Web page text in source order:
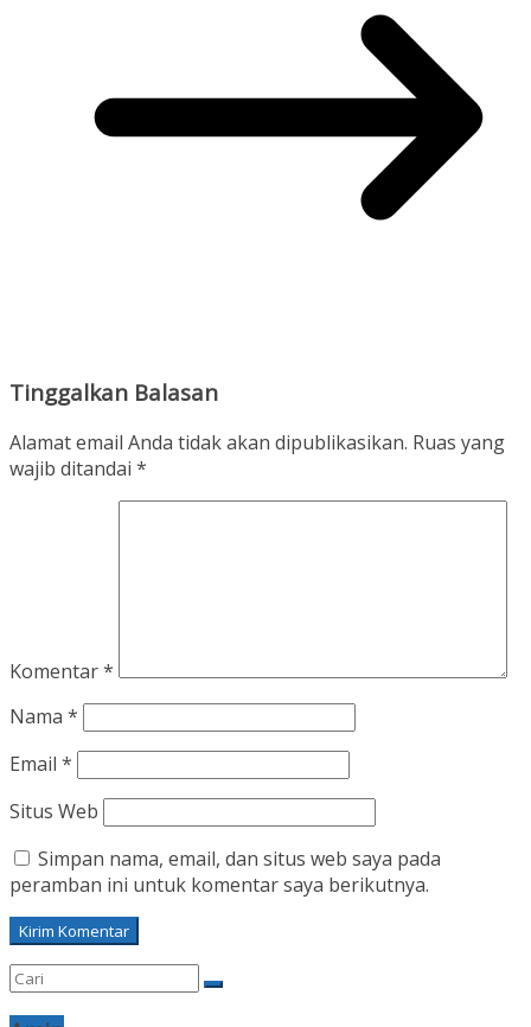
Tinggalkan Balasan
Alamat email Anda tidak akan dipublikasikan. Ruas yang
wajib ditandai *
Komentar*
Nama *
Email *
Situs Web
Simpan nama, email, dan situs web saya pada
peramban ini untuk komentar saya berikutnya.